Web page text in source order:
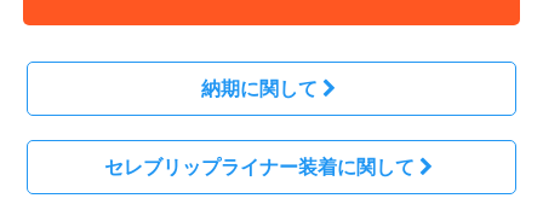
納期に関して
セレブリップライナー装着に関して